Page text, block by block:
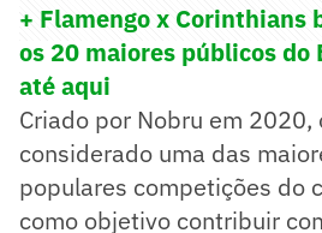
+ Flamengo x Corinthians
os 20 maiores públicos do
até aqui
Criado por Nobru em 2020,
considerado uma das
populares competições do
como objetivo contribuir